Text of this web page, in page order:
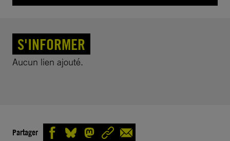
S'INFORMER
Aucun lien ajouté.
Partager